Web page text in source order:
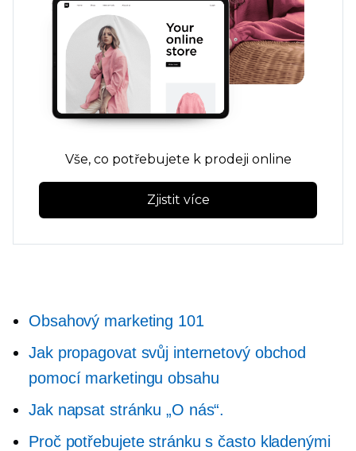
Vše, co potřebujete k prodeji online
Zjistit více
Obsahový marketing 101
Jak propagovat svůj internetový obchod
pomocí marketingu obsahu
Jak napsat stránku „O nás“.
Proč potřebujete stránku s často kladenými